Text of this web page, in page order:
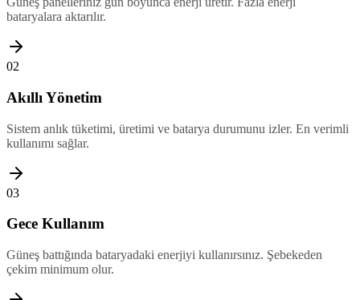
bataryalara aktarılır.
02
Akıllı Yönetim
Sistem anlık tüketimi, üretimi ve batarya durumunu izler. En verimli
kullanımı sağlar.
03
Gece Kullanım
Güneş battığında bataryadaki enerjiyi kullanırsınız. Şebekeden
çekim minimum olur.